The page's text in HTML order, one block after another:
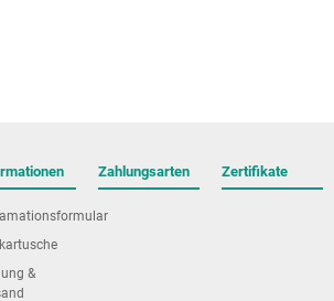
&
Zahlungsarten Zertifikate